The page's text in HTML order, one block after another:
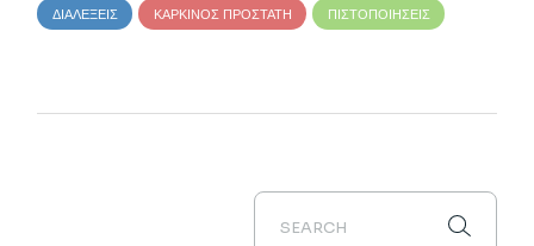
ΔΙΑΛΈΞΕΙΣ ΚΑΡΚΊΝΟΣ ΠΡΟΣΤΆΤΗ ΠΙΣΤΟΠΟΙΉΣΕΙΣ